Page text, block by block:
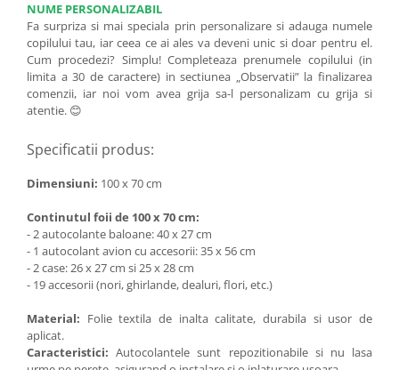
NUME PERSONALIZABIL
Fa surpriza si mai speciala prin personalizare si adauga numele
copilului tau, iar ceea ce ai ales va deveni unic si doar pentru el.
Cum procedezi? Simplu! Completeaza prenumele copilului (in
limita a 30 de caractere) in sectiunea „Observatii” la finalizarea
comenzii, iar noi vom avea grija sa-l personalizam cu grija si
atentie. 😊
Specificatii produs:
Dimensiuni: 100 x 70 cm
Continutul foii de 100 x 70 cm:
- 2 autocolante baloane: 40 x 27 cm
- 1 autocolant avion cu accesorii: 35 x 56 cm
- 2 case: 26 x 27 cm si 25 x 28 cm
- 19 accesorii (nori, ghirlande, dealuri, flori, etc.)
Material: Folie textila de inalta calitate, durabila si usor de
aplicat.
Caracteristici: Autocolantele sunt repozitionabile si nu lasa